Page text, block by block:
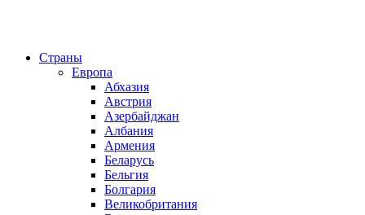
Страны
Европа
Абхазия
Австрия
Азербайджан
Албания
Армения
Беларусь
Бельгия
Болгария
Великобритания